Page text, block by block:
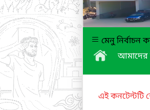
মেনু নির্বাচন
আমাদের
এই কনটেন্টটি